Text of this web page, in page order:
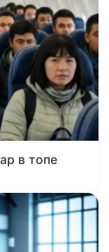
в топе